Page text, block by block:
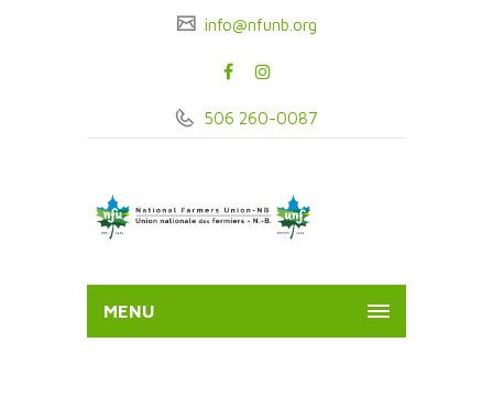
info@nfunb.org
506 260-0087
MENU